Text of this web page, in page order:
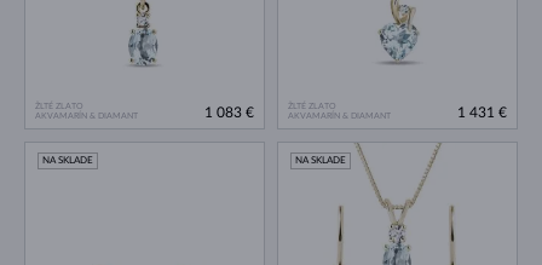
ŽLTÉ ZLATO
AKVAMARÍN & DIAMANT
1 083 €
ŽLTÉ ZLATO
AKVAMARÍN & DIAMANT
1 431 €
NA SKLADE NA SKLADE